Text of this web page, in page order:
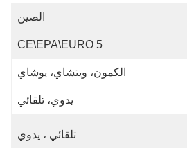
الصين
CE\EPA\EURO 5
الكمون، ويتشاي، يوشاي
يدوي، تلقائي
تلقائي ، يدوي